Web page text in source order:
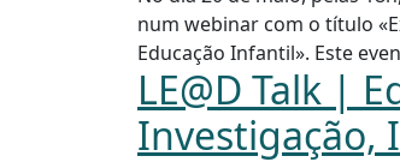
num webinar com o título
Educação Infantil». Este
LE@D Talk |
Investigação,